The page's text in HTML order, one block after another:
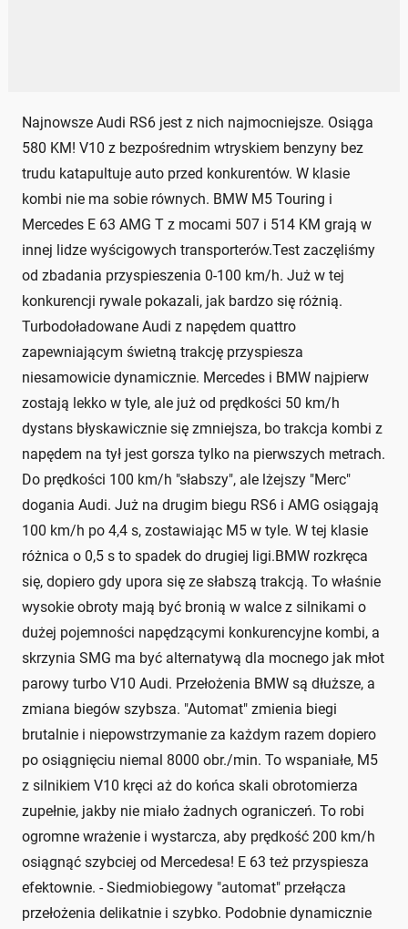
Najnowsze Audi RS6 jest z nich najmocniejsze. Osiąga
580 KM! V10 z bezpośrednim wtryskiem benzyny bez
trudu katapultuje auto przed konkurentów. W klasie
kombi nie ma sobie równych. BMW M5 Touring i
Mercedes E 63 AMG T z mocami 507 i 514 KM grają w
innej lidze wyścigowych transporterów.Test zaczęliśmy
od zbadania przyspieszenia 0-100 km/h. Już w tej
konkurencji rywale pokazali, jak bardzo się różnią.
Turbodoładowane Audi z napędem quattro
zapewniającym świetną trakcję przyspiesza
niesamowicie dynamicznie. Mercedes i BMW najpierw
zostają lekko w tyle, ale już od prędkości 50 km/h
dystans błyskawicznie się zmniejsza, bo trakcja kombi z
napędem na tył jest gorsza tylko na pierwszych metrach.
Do prędkości 100 km/h "słabszy", ale lżejszy "Merc"
dogania Audi. Już na drugim biegu RS6 i AMG osiągają
100 km/h po 4,4 s, zostawiając M5 w tyle. W tej klasie
różnica o 0,5 s to spadek do drugiej ligi.BMW rozkręca
się, dopiero gdy upora się ze słabszą trakcją. To właśnie
wysokie obroty mają być bronią w walce z silnikami o
dużej pojemności napędzącymi konkurencyjne kombi, a
skrzynia SMG ma być alternatywą dla mocnego jak młot
parowy turbo V10 Audi. Przełożenia BMW są dłuższe, a
zmiana biegów szybsza. "Automat" zmienia biegi
brutalnie i niepowstrzymanie za każdym razem dopiero
po osiągnięciu niemal 8000 obr./min. To wspaniałe, M5
z silnikiem V10 kręci aż do końca skali obrotomierza
zupełnie, jakby nie miało żadnych ograniczeń. To robi
ogromne wrażenie i wystarcza, aby prędkość 200 km/h
osiągnąć szybciej od Mercedesa! E 63 też przyspiesza
efektownie. - Siedmiobiegowy "automat" przełącza
przełożenia delikatnie i szybko. Podobnie dynamicznie